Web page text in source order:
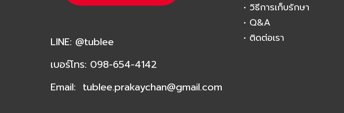
LINE: @tublee
เบอร์โทร: 098-654-4142
Email: tublee.prakaychan@gmail.com
• วิธีการเก็บรักษา
• Q&A
• ติดต่อเรา